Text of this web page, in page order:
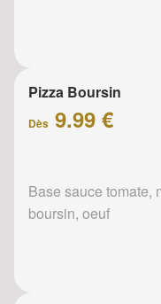
Pizza Boursin
Dès 9.99 €
Base sauce tomate,
boursin, oeuf